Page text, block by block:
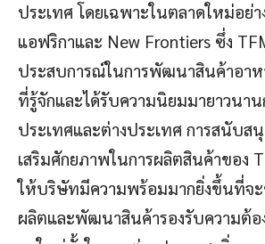
ประเทศ โดยเฉพาะในตลาดใหม่อย่
แอฟริกาและ New Frontiers ซึ่ง
ประสบการณ์ในการพัฒนาสินค้าอาห
ที่รู้จักและได้รับความนิยมมายาวนา
ประเทศและต่างประเทศ การสนับส
เสริมศักยภาพในการผลิตสินค้าของ
ให้บริษัทมีความพร้อมมากยิ่งขึ้นที่จะ
ผลิตและพัฒนาสินค้ารองรับความต้อ